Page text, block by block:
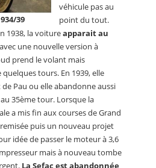
39
véhicule pas au
point du tout.
1938, la voitureapparait au
avec une nouvelle version à
prend le volant mais
tours. En 1939, elle
Pau ou elle abandonne aussi
35ème tour. Lorsque la
a mis fin aux courses de Grand
puis un nouveau projet
idée de passer le moteur à 3,6
mais à nouveau tombe
La Sefac est abandonnée